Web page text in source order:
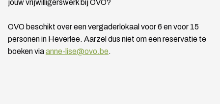
jouw vrijwilligerswerk bij OVO?
OVO beschikt over een vergaderlokaal voor 6 en voor 15
personen in Heverlee. Aarzel dus niet om een reservatie te
boeken viaanne-lise@ovo.be.